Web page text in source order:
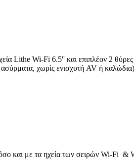
Lithe Wi-Fi 6.5'' και επιπλέον 2
χωρίς ενισχυτή AV ή καλώδια)
όσο και με τα ηχεία των σειρών Wi-Fi &